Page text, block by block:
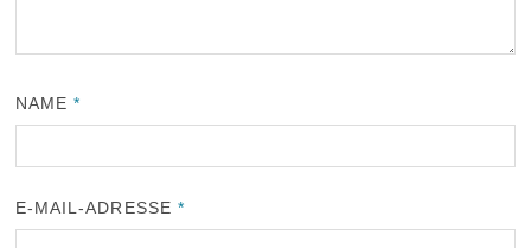
NAME*
E-MAIL-ADRESSE *